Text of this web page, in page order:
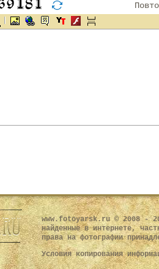
www.fotoyarsk.ru © 2008 -
найденные в интернете,
права на фотографии
Условия копирования